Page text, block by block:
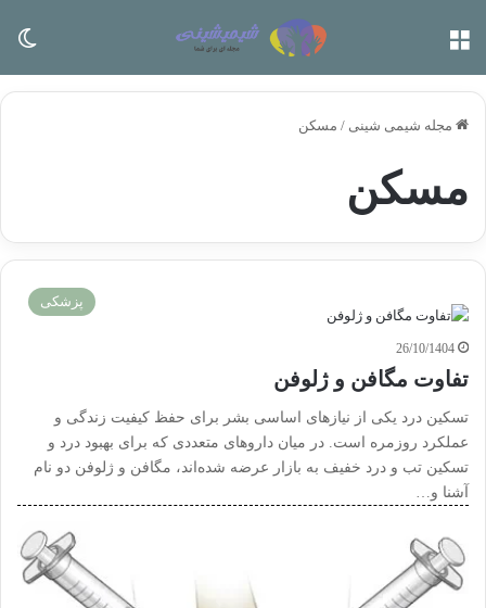
مجله شیمی شینی / مسکن
مسکن
پزشکی
26/10/1404
تفاوت مگافن و ژلوفن
تسکین درد یکی از نیازهای اساسی بشر برای حفظ کیفیت زندگی و
عملکرد روزمره است. در میان داروهای متعددی که برای بهبود درد و
تسکین تب و درد خفیف به بازار عرضه شده‌اند، مگافن و ژلوفن دو نام
آشنا و…